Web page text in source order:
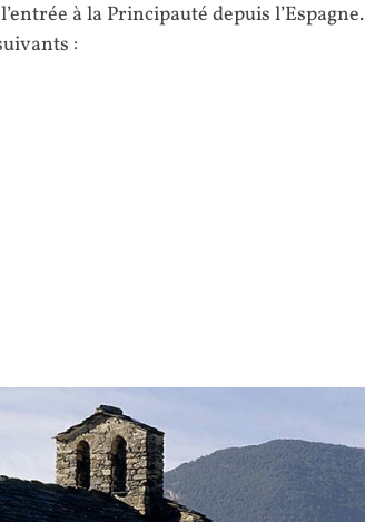
à la Principauté depuis l’Espagne.
: